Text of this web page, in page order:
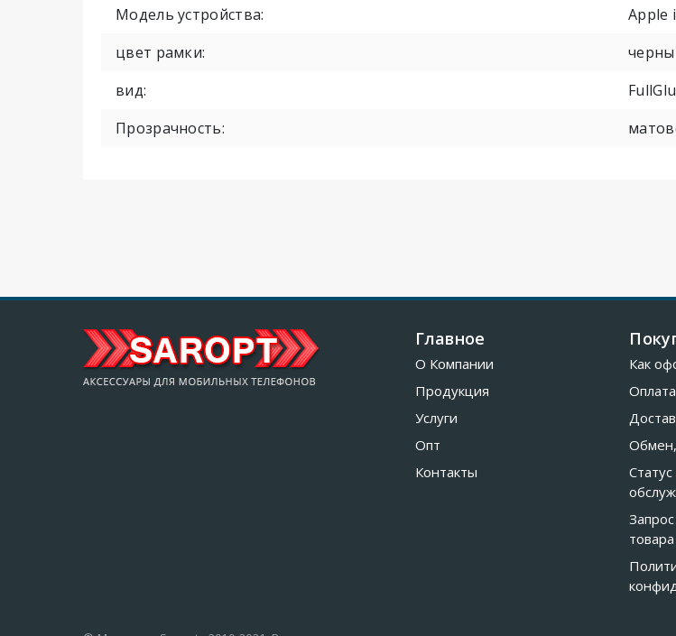
Модель устройства:
Apple
цвет рамки:
вид:
Прозрачность:
Главное
О Компании
Продукция
Услуги
Опт
Контакты
Как
Оплата
Обмен,
товара